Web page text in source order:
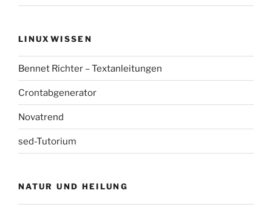
LINUXWISSEN
Bennet Richter – Textanleitungen
Crontabgenerator
Novatrend
sed-Tutorium
NATUR UND HEILUNG